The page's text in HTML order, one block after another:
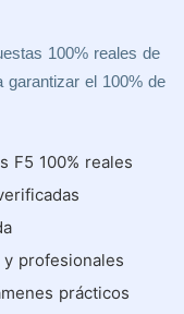
100% reales de
garantizar el 100% de
F5 100% reales
profesionales
prácticos